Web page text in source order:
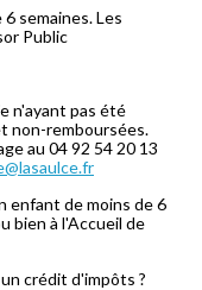
semaines. Les
Public
n'ayant pas été
non-remboursées.
au 04 92 54 20 13
enfant de moins de 6
bien à l'Accueil de
crédit d'impôts ?